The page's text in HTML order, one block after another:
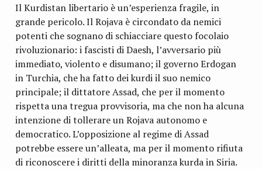
Il Kurdistan libertario è un’esperienza fragile, in
grande pericolo. Il Rojava è circondato da nemici
potenti che sognano di schiacciare questo focolaio
rivoluzionario: i fascisti di Daesh, l’avversario più
immediato, violento e disumano; il governo Erdogan
in Turchia, che ha fatto dei kurdi il suo nemico
principale; il dittatore Assad, che per il momento
rispetta una tregua provvisoria, ma che non ha alcuna
intenzione di tollerare un Rojava autonomo e
democratico. L’opposizione al regime di Assad
potrebbe essere un’alleata, ma per il momento rifiuta
di riconoscere i diritti della minoranza kurda in Siria.